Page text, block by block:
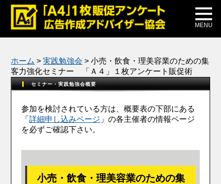
MENU
メディア掲載
公式ブログ
ホーム >実践勉強会 >小売・飲食・理美容業のための集
客力強化セミナー 「Ａ４」１枚アンケート販促術
セミナー・実践勉強会概要
参加を検討されている方は、概要表の下部にある
「詳細申し込みページ 」の各主催者の情報ページ
を必ずご確認下さい。
小売・飲食・理美容業のための集